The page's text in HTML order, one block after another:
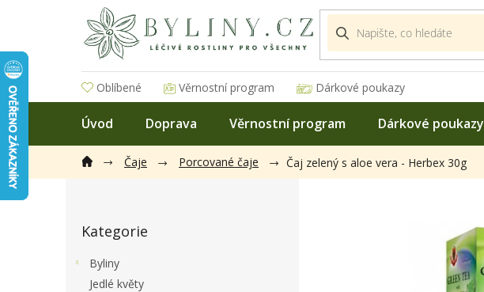
Oblíbené Věrnostní program Dárkové poukazy
Úvod Doprava Věrnostní program Dárkové poukazy
Čaje Porcované čaje Čaj zelený s aloe vera - Herbex 30g
kategorie
Kategorie
Byliny
Jedlé květy